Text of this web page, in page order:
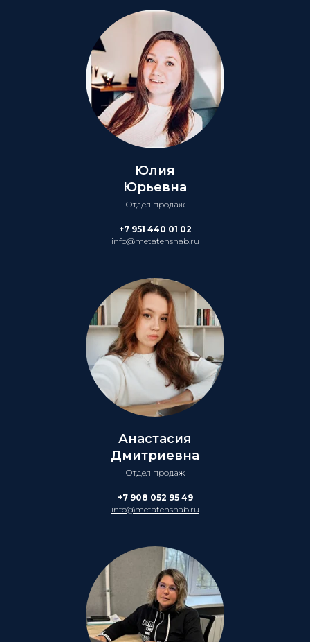
Юлия
Юрьевна
Отдел продаж
+7 951 440 01 02
info@metatehsnab.ru
Анастасия
Дмитриевна
Отдел продаж
+7 908 052 95 49
info@metatehsnab.ru